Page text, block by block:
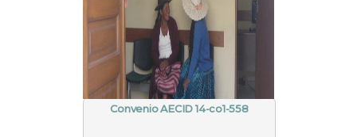
Convenio AECID 14-co1-558